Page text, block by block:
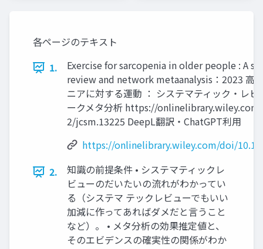
各ページのテキスト
1.
Exercise for sarcopenia in older people : A
review and network metaanalysis：2023 高
ニアに対する運動 ： システマティック・レ
ークメタ分析 https://
2/jcsm.13225 DeepL翻訳・ChatGPT利用
https://onlinelibrary.wiley.com/doi/
2.
知識の前提条件 • システマティックレ
ビューのだいたいの流れがわかってい
る（システマ テックレビューでもいい
加減に作ってあればダメだと言うこと
など）。 • メタ分析の効果推定値と、
そのエビデンスの確実性の関係がわか